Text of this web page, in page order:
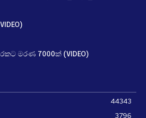
මරණ 7000ක් (VIDEO)
44343
3796